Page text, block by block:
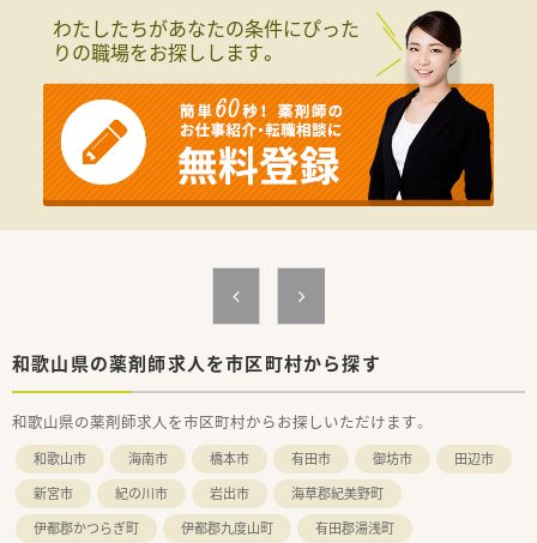
■大阪エリアを中心に和歌山県、石川県含め30店舗以上を展開
しています。現在も多くの出店計画があり勢いのある会社様で
す。
■代表は女性の方で薬剤師でもあり、病院薬剤師を経験された後
に現在の会社を立ち上げており、
子育てをしながら現場に入って仕事をする事も経験されてい
るので、現場への理解はもちろん働く女性への理解がある社長で
す。
■在宅業務にも積極的で、在宅チームを作り全店で統一して在宅
業務のノウハウを生かせるよう取り組まれています。
■エリア制も取られており、各エリアにマネージャーがいらっし
た際も安心の環境です。
■教育研修や社内コミュニケーションに力を入れられており、医
されています。
■年間休日は平均年間118日。エリアマネージャー・ラウンダー
ります。
■産育休実績多数！復帰後は正社員として時短勤務が可能で、任
意のタイミング（お子さんの年齢制限なし）でフルタイムに戻る
ことが可能です。
■店舗異動も相談の上でとなりますので、無理な店舗配属はござ
いません。
わたしたちがあなたの条件にぴった
りの職場をお探しします。
和歌山県の薬剤師求人を市区町村から探す
和歌山県の薬剤師求人を市区町村からお探しいただけます。
和歌山市 海南市 橋本市 有田市 御坊市
田辺市
新宮市
紀の川市 岩出市
海草郡紀美野町
伊都郡かつらぎ町
伊都郡九度山町
有田郡湯浅町